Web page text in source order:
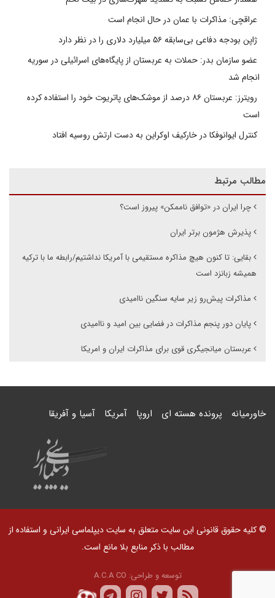
عراقچی: مذاکرات با عمان در حال انجام است
ژاپن بودجه دفاعی بی‌سابقه ۵۶ میلیارد دلاری را در نظر دارد
عضو سازمان بدر: حملات به عربستان از پایگاه‌های اسرائیلی در سوریه
انجام شد
رویترز: عربستان ۸۶ درصد از موشک‌های پاتریوت خود را استفاده کرده
است
کنترل ایوانوفکا در خارکیف اوکراین به دست ارتش روسیه افتاد
مطالب مرتبط
چرا ایران در «توافق ناممکن» پیروز است؟
پذیرش هژمون برتر ایران
بقایی: تا کنون هیچ مذاکره مستقیمی با آمریکا نداشتیم/رابطه ما با ترکیه
همیشه زبانزد است
مذاکرات پیش‌رو زیر سایه سنگین ناامیدی
پایان دور پنجم مذاکرات در فضایی بین امید و ناامیدی
عربستان میانجیگری قوی برای مذاکرات ایران و امریکا
خاورمیانه پرونده هسته ای اروپا آمریکا آسیا و آفریقا
© کلیه حقوق قانونی این سایت متعلق به سایت دیپلماسی ایرانی و استفاده از
مطالب با ذکر منابع بلا مانع است.
توسعه و طراحی: A.C.A CO